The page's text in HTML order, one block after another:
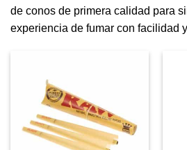
de conos de primera calidad para
experiencia de fumar con facilidad